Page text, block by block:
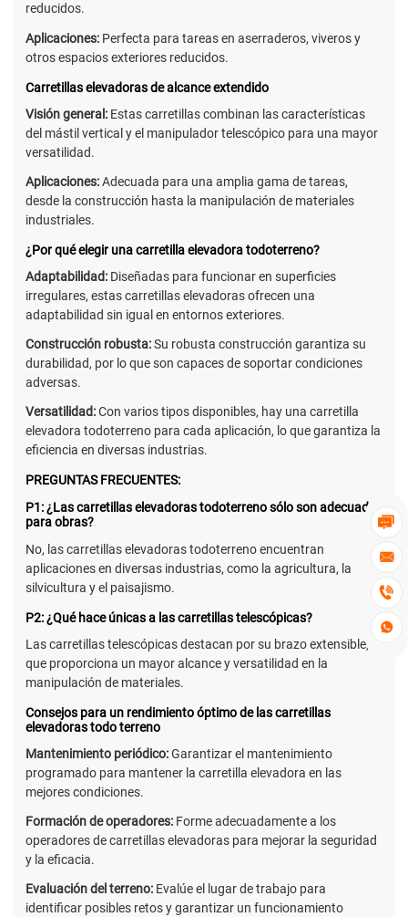




reducidos.
Aplicaciones: Perfecta para tareas en aserraderos, viveros y
otros espacios exteriores reducidos.
Carretillas elevadoras de alcance extendido
Visión general: Estas carretillas combinan las características
del mástil vertical y el manipulador telescópico para una mayor
versatilidad.
Aplicaciones:Adecuada para una amplia gama de tareas,
desde la construcción hasta la manipulación de materiales
industriales.
¿Por qué elegir una carretilla elevadora todoterreno?
Adaptabilidad: Diseñadas para funcionar en superficies
irregulares, estas carretillas elevadoras ofrecen una
adaptabilidad sin igual en entornos exteriores.
Construcción robusta:Su robusta construcción garantiza su
durabilidad, por lo que son capaces de soportar condiciones
adversas.
Versatilidad:Con varios tipos disponibles, hay una carretilla
elevadora todoterreno para cada aplicación, lo que garantiza la
eficiencia en diversas industrias.
PREGUNTAS FRECUENTES:
P1: ¿Las carretillas elevadoras todoterreno sólo son adecuadas
para obras?
No, las carretillas elevadoras todoterreno encuentran
aplicaciones en diversas industrias, como la agricultura, la
silvicultura y el paisajismo.
P2: ¿Qué hace únicas a las carretillas telescópicas?
Las carretillas telescópicas destacan por su brazo extensible,
que proporciona un mayor alcance y versatilidad en la
manipulación de materiales.
Consejos para un rendimiento óptimo de las carretillas
elevadoras todo terreno
Mantenimiento periódico:Garantizar el mantenimiento
programado para mantener la carretilla elevadora en las
mejores condiciones.
Formación de operadores: Forme adecuadamente a los
operadores de carretillas elevadoras para mejorar la seguridad
y la eficacia.
Evaluación del terreno: Evalúe el lugar de trabajo para
identificar posibles retos y garantizar un funcionamiento